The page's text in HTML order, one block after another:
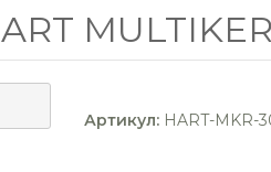
Артикул: HART-MKR-